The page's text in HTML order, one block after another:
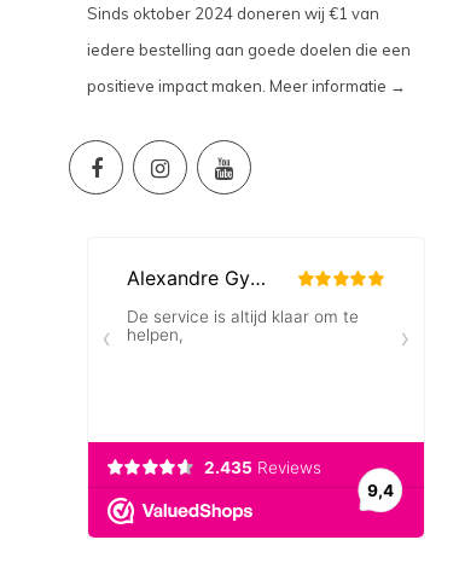
Sinds oktober 2024 doneren wij €1 van
iedere bestelling aan goede doelen die een
positieve impact maken. Meer informatie →